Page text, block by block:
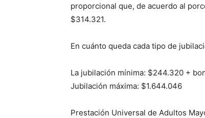
proporcional que, de acuerdo al
$314.321.
En cuánto queda cada tipo de
La jubilación mínima: $244.320 +
Jubilación máxima: $1.644.046
Prestación Universal de Adultos